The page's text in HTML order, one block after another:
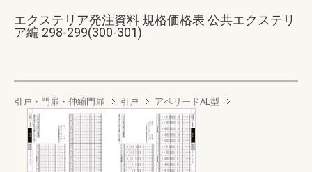
エクステリア発注資料 規格価格表 公共エクステリ
ア編 298-299(300-301)
引戸・門扉・伸縮門扉 引戸 アペリードAL型